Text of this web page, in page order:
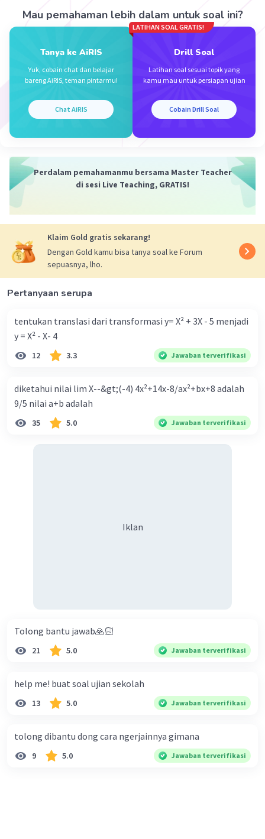
∠PSR - ∠SPQ = 115° - 105°
Beri Rating·0.0(0) Balas
Iklan
Mau pemahaman lebih dalam untuk soal ini?
Tanya ke AiRIS
Yuk, cobain chat dan belajar
bareng AiRIS, teman pintarmu!
Chat AiRIS
LATIHAN SOAL GRATIS!
Drill Soal
Latihan soal sesuai topik yang
kamu mau untuk persiapan ujian
Cobain Drill Soal
Perdalam pemahamanmu bersama Master Teacher
di sesi Live Teaching, GRATIS!
Klaim Gold gratis sekarang!
Dengan Gold kamu bisa tanya soal ke Forum
sepuasnya, lho.
Pertanyaan serupa
tentukan translasi dari transformasi y= X² + 3X - 5 menjadi
y = X² - X- 4
12 3.3 Jawaban terverifikasi
diketahui nilai lim X--&gt;(-4) 4x²+14x-8/ax²+bx+8 adalah
9/5 nilai a+b adalah
35 5.0 Jawaban terverifikasi
Iklan
Tolong bantu jawab🙏🏻
21 5.0 Jawaban terverifikasi
help me! buat soal ujian sekolah
13 5.0 Jawaban terverifikasi
tolong dibantu dong cara ngerjainnya gimana
9 5.0 Jawaban terverifikasi